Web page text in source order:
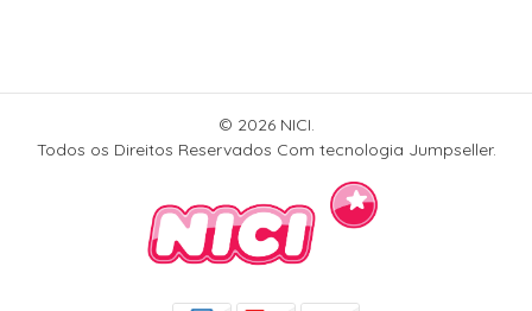
© 2026 NICI.
Todos os Direitos Reservados Com tecnologia Jumpseller.